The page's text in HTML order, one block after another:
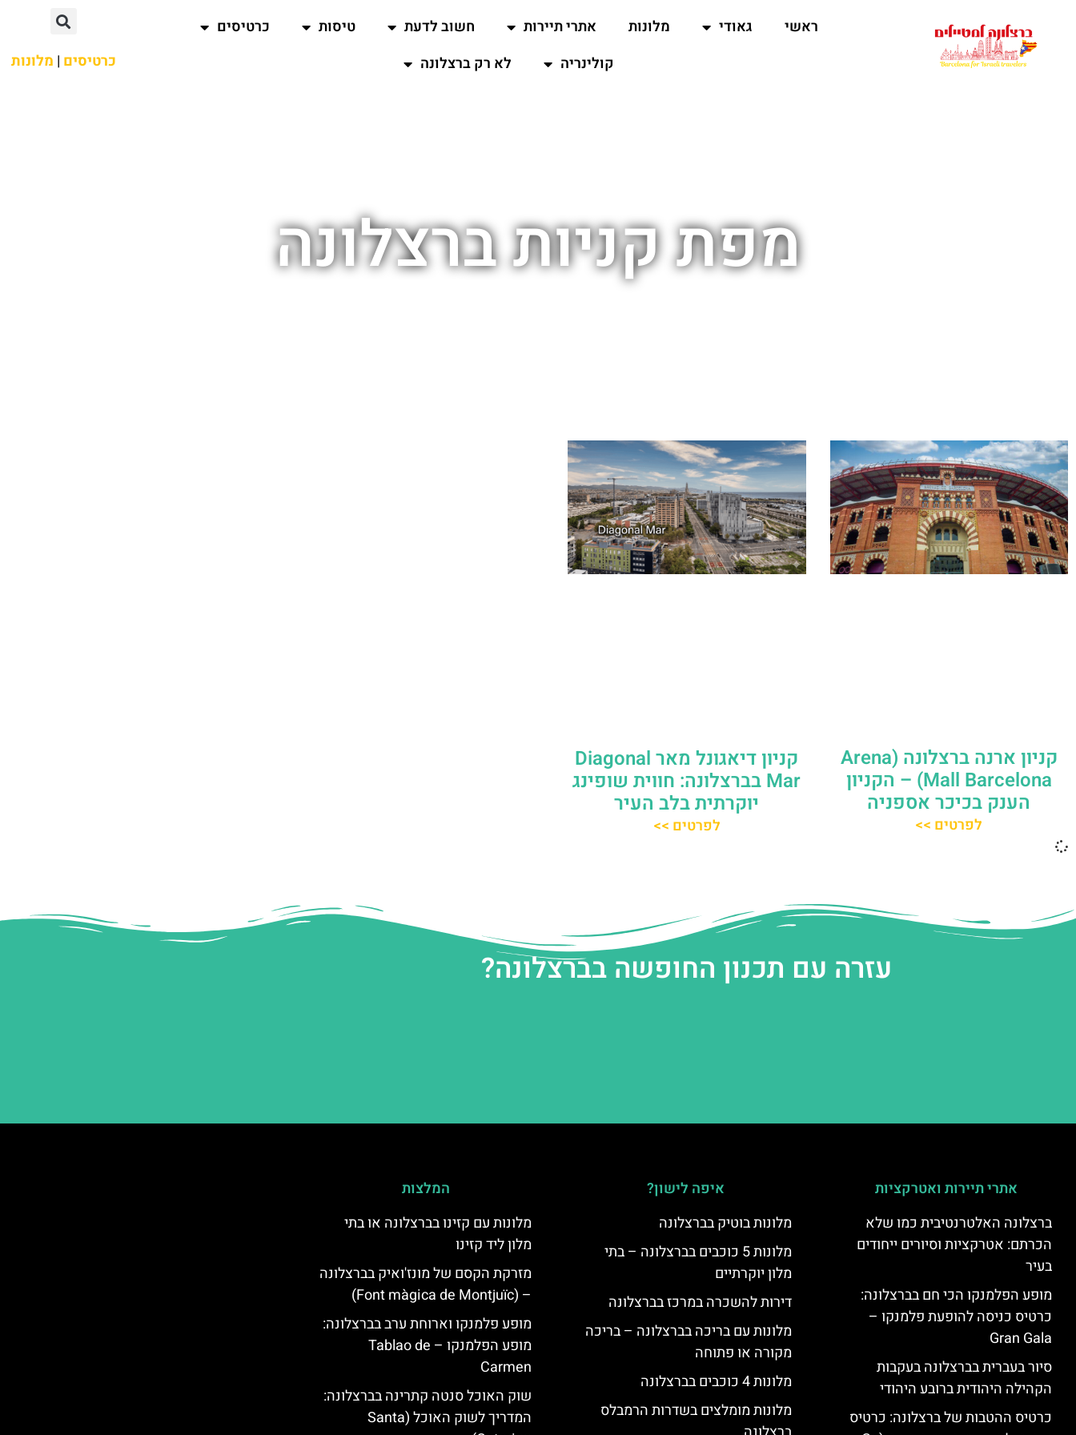
ראשי גאודי מלונות אתרי תיירות חשוב לדעת טיסות
כרטיסים
קולינריה
לא רק ברצלונה כרטיסים | מלונות
מפת קניות ברצלונה
קניון ארנה ברצלונה (Arena
Mall Barcelona) – הקניון
הענק בכיכר אספניה
לפרטים >>
קניון דיאגונל מאר Diagonal
Mar בברצלונה: חווית שופינג
יוקרתית בלב העיר
לפרטים >>
עזרה עם תכנון החופשה בברצלונה?
אתרי תיירות ואטרקציות
ברצלונה האלטרנטיבית כמו שלא
הכרתם: אטרקציות וסיורים ייחודים
בעיר
מופע הפלמנקו הכי חם בברצלונה:
כרטיס כניסה להופעת פלמנקו –
Gran Gala
סיור בעברית בברצלונה בעקבות
הקהילה היהודית ברובע היהודי
כרטיס ההטבות של ברצלונה: כרטיס
איפה לישון?
מלונות בוטיק בברצלונה
מלונות 5 כוכבים בברצלונה – בתי
מלון יוקרתיים
דירות להשכרה במרכז בברצלונה
מלונות עם בריכה בברצלונה – בריכה
מקורה או פתוחה
מלונות 4 כוכבים בברצלונה
מלונות מומלצים בשדרות הרמבלס
המלצות
מלונות עם קזינו בברצלונה או בתי
מלון ליד קזינו
מזרקת הקסם של מונז'ואיק בברצלונה
– (Font màgica de Montjuïc)
מופע פלמנקו וארוחת ערב בברצלונה:
מופע הפלמנקו – Tablao de
Carmen
שוק האוכל סנטה קתרינה בברצלונה:
המדריך לשוק האוכל (Santa